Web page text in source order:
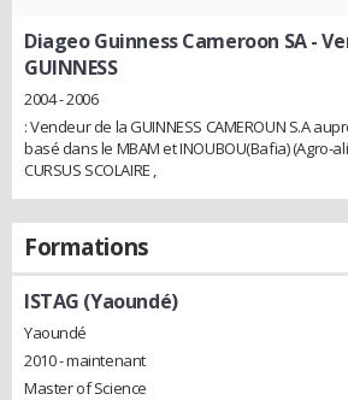
Diageo Guinness Cameroon SA-
GUINNESS
2004 - 2006
: Vendeur de la GUINNESS CAMEROUN S.A
basé dans le MBAM et INOUBOU(Bafia) (Agro-
CURSUS SCOLAIRE ,
Formations
ISTAG (Yaoundé)
Yaoundé
2010 - maintenant
Master of Science